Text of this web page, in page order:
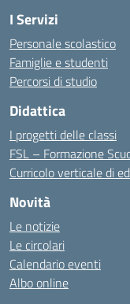
I Servizi
Personale scolastico
Famiglie e studenti
Percorsi di studio
Didattica
I progetti delle classi
FSL – Formazione
Curricolo verticale di
Novità
Le notizie
Le circolari
Calendario eventi
Albo online